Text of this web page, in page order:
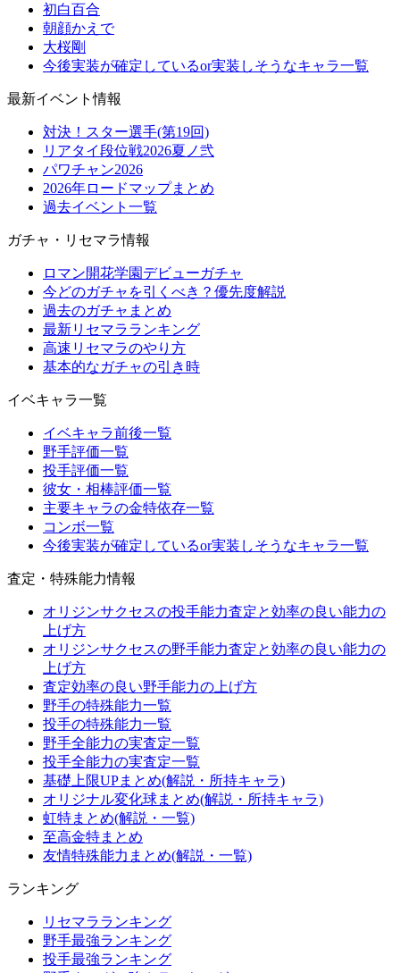
初白百合
朝顔かえで
大桜剛
今後実装が確定しているor実装しそうなキャラ一覧
最新イベント情報
対決！スター選手(第19回)
リアタイ段位戦2026夏ノ弐
パワチャン2026
2026年ロードマップまとめ
過去イベント一覧
ガチャ・リセマラ情報
ロマン開花学園デビューガチャ
今どのガチャを引くべき？優先度解説
過去のガチャまとめ
最新リセマラランキング
高速リセマラのやり方
基本的なガチャの引き時
イベキャラ一覧
イベキャラ前後一覧
野手評価一覧
投手評価一覧
彼女・相棒評価一覧
主要キャラの金特依存一覧
コンボ一覧
今後実装が確定しているor実装しそうなキャラ一覧
査定・特殊能力情報
オリジンサクセスの投手能力査定と効率の良い能力の
上げ方
オリジンサクセスの野手能力査定と効率の良い能力の
上げ方
査定効率の良い野手能力の上げ方
野手の特殊能力一覧
投手の特殊能力一覧
野手全能力の実査定一覧
投手全能力の実査定一覧
基礎上限UPまとめ(解説・所持キャラ)
オリジナル変化球まとめ(解説・所持キャラ)
虹特まとめ(解説・一覧)
至高金特まとめ
友情特殊能力まとめ(解説・一覧)
ランキング
リセマラランキング
野手最強ランキング
投手最強ランキング